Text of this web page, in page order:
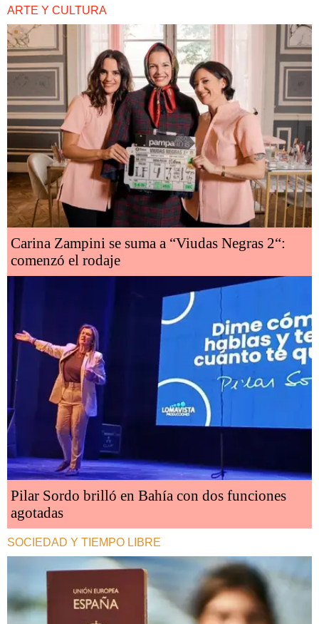
ARTE Y CULTURA
Carina Zampini se suma a “Viudas Negras 2“:
comenzó el rodaje
Pilar Sordo brilló en Bahía con dos funciones
agotadas
SOCIEDAD Y TIEMPO LIBRE